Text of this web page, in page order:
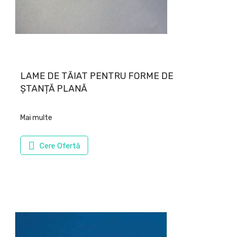
LAME DE TĂIAT PENTRU FORME DE
ȘTANȚĂ PLANĂ
Mai multe
Cere Ofertă